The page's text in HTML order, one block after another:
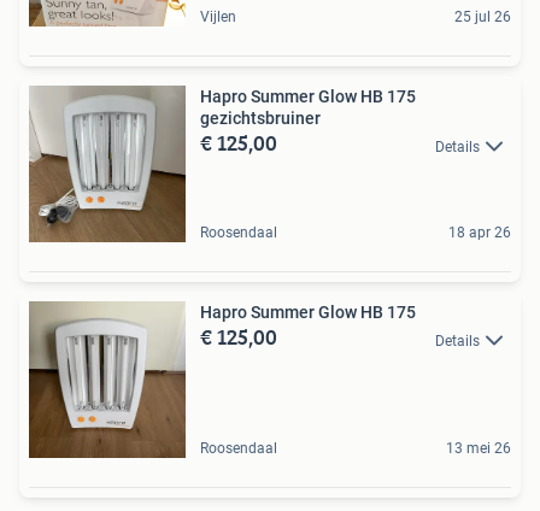
Vijlen 25 jul 26
Hapro Summer Glow HB 175
gezichtsbruiner
€ 125,00 Details
Roosendaal 18 apr 26
Hapro Summer Glow HB 175
€ 125,00 Details
Roosendaal 13 mei 26